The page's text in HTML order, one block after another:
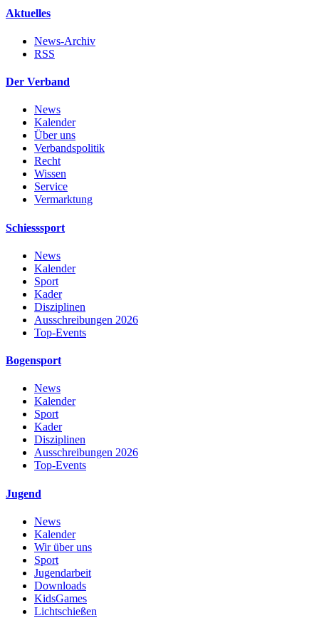
Aktuelles
News-Archiv
RSS
Der Verband
News
Kalender
Über uns
Verbandspolitik
Recht
Wissen
Service
Vermarktung
Schiesssport
News
Kalender
Sport
Kader
Disziplinen
Ausschreibungen 2026
Top-Events
Bogensport
News
Kalender
Sport
Kader
Disziplinen
Ausschreibungen 2026
Top-Events
Jugend
News
Kalender
Wir über uns
Sport
Jugendarbeit
Downloads
KidsGames
Lichtschießen